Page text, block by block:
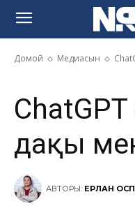
Домой Медиасын
ChatGPT
дақпырты
даңқы
АВТОРЫ: ЕРЛАН